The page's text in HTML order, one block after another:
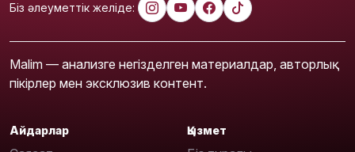
Біз әлеуметтік желіде:
Malim — анализге негізделген материалдар, авторлық
пікірлер мен эксклюзив контент.
Айдарлар Қызмет